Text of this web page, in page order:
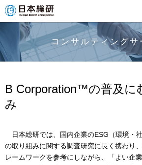
コンサルティングサ
B Corporation™の普及に
み
日本総研では、国内企業のESG（環境・
の取り組みに関する調査研究に長く携わり
レームワークを参考にしながら、「よい企